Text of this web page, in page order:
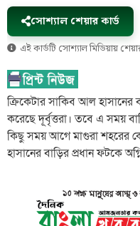
সোশ্যাল শেয়ার কার্ড
এই কার্ডটি সোশ্যাল মিডিয়ায়
ক্রিকেটার সাকিব আল হাসানের
করেছে দূর্বৃত্তরা। তবে এ সময়
কিছু সময় আগে মাগুরা শহরের
হাসানের বাড়ির প্রধান ফটকে